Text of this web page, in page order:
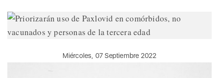
Miércoles, 07 Septiembre 2022